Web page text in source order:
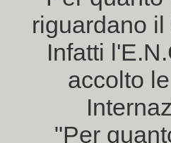
riguardano
Infatti
accolto
"Per